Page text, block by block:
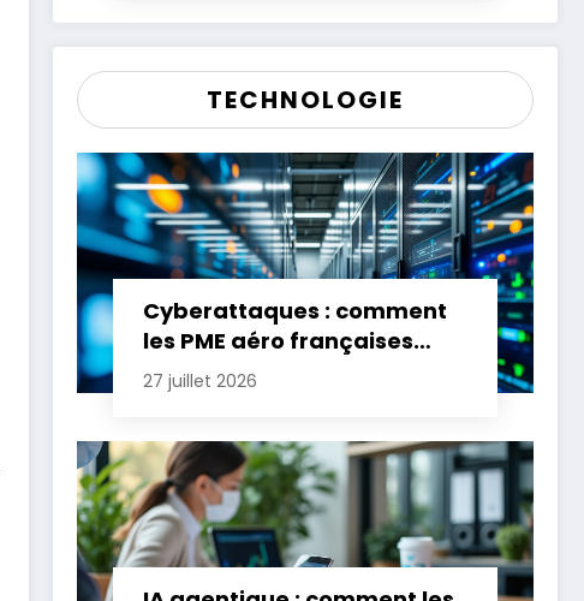
TECHNOLOGIE
Cyberattaques : comment
les PME aéro françaises
renforcent leur défense
27 juillet 2026